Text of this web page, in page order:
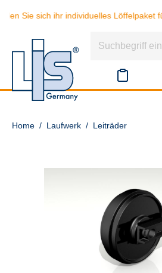
Sie sich ihr individuelles Löffelpaket
Home / Laufwerk / Leiträder